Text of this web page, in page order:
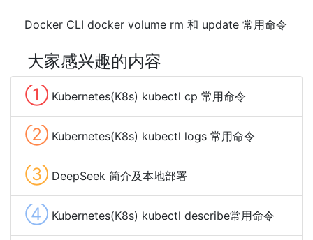
Docker CLI docker volume rm 和 update 常用命令
大家感兴趣的内容
① Kubernetes(K8s) kubectl cp 常用命令
② Kubernetes(K8s) kubectl logs 常用命令
③ DeepSeek 简介及本地部署
④ Kubernetes(K8s) kubectl describe常用命令